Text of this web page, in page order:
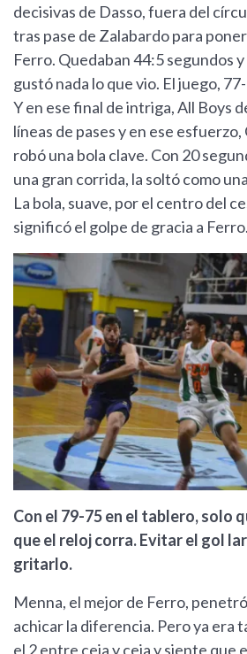
decisivas de Dasso, fuera del
tras pase de Zalabardo para
Ferro. Quedaban 44:5 segundos
gustó nada lo que vio. El juego,
Y en ese final de intriga, All Boys
líneas de pases y en ese
robó una bola clave. Con 20
una gran corrida, la soltó como
La bola, suave, por el centro del
significó el golpe de gracia a Ferro.
Con el 79-75 en el tablero, solo
que el reloj corra. Evitar el gol
gritarlo.
Menna, el mejor de Ferro,
achicar la diferencia. Pero ya era
el 2 entre ceja y ceja y siente que